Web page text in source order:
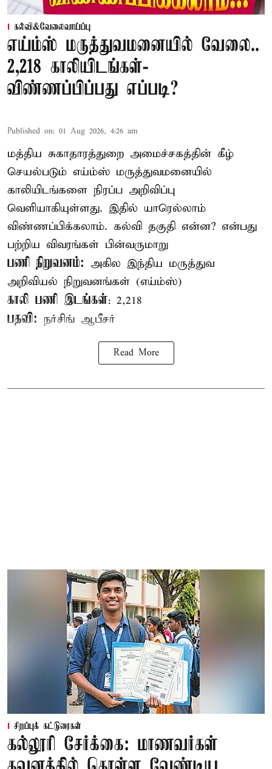
கல்வி&வேலைவாய்ப்பு
எய்ம்ஸ் மருத்துவமனையில் வேலை..
2,218 காலியிடங்கள்-
விண்ணப்பிப்பது எப்படி?
Published on: 01 Aug 2026, 4:26 am
மத்திய சுகாதாரத்துறை அமைச்சகத்தின் கீழ்
செயல்படும் எய்ம்ஸ் மருத்துவமனையில்
காலியிடங்களை நிரப்ப அறிவிப்பு
வெளியாகியுள்ளது. இதில் யாரெல்லாம்
விண்ணப்பிக்கலாம். கல்வி தகுதி என்ன? என்பது
பற்றிய விவரங்கள் பின்வருமாறு
பணி நிறுவனம்: அகில இந்திய மருத்துவ
அறிவியல் நிறுவனங்கள் (எய்ம்ஸ்)
காலி பணி இடங்கள்: 2,218
பதவி: நர்சிங் ஆபீசர்
Read More
சிறப்புக் கட்டுரைகள்
கல்லூரி சேர்க்கை: மாணவர்கள்